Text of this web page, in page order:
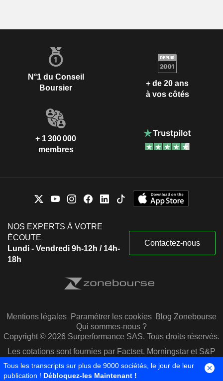
N°1 du Conseil
Boursier
+ de 20 ans
à vos côtés
+ 1 300 000
membres
NOS EXPERTS À VOTRE
ÉCOUTE
Lundi - Vendredi 9h-12h / 14h-
18h
Contactez-nous
Mentions légales Paramétrer les cookies Blog Zonebourse
Qui sommes-nous ?
Copyright © 2026 Surperformance SAS. Tous droits réservés.
Les cotations sont fournies par Factset, Morningstar et S&P
Capital IQ
Tous les transcripts sur plus de 9000 sociétés, le jour de leur
publication ! Débloquez-les Maintenant !